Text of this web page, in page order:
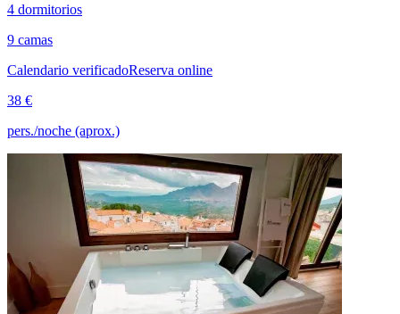
4 dormitorios
9 camas
Calendario verificadoReserva online
38 €
pers./noche (aprox.)